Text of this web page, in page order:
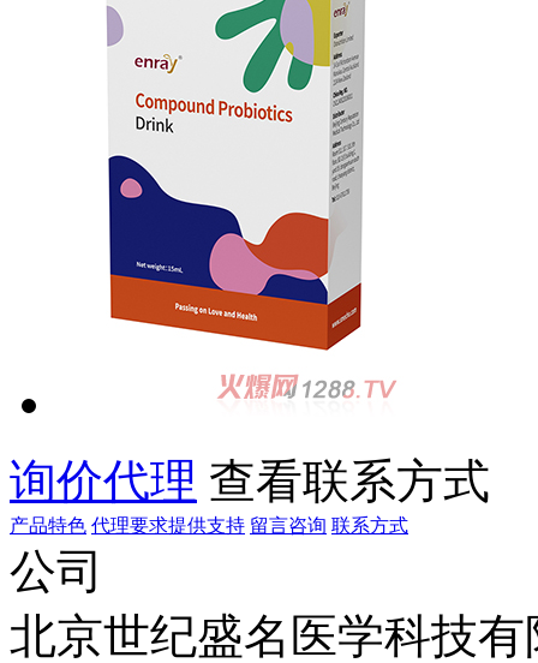
询价代理 查看联系方式
产品特色 代理要求提供支持 留言咨询 联系方式
公司
北京世纪盛名医学科技有